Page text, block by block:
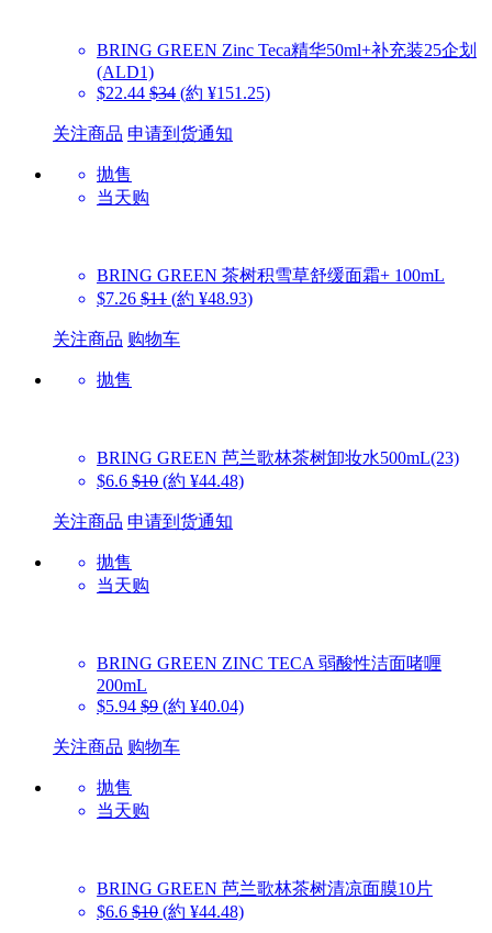
BRING GREEN Zinc Teca精华50ml+补充装25企划
(ALD1)
$22.44 $34 (約 ¥151.25)
关注商品 申请到货通知
抛售
当天购
BRING GREEN 茶树积雪草舒缓面霜+ 100mL
$7.26 $11 (約 ¥48.93)
关注商品 购物车
抛售
BRING GREEN 芭兰歌林茶树卸妆水500mL(23)
$6.6 $10 (約 ¥44.48)
关注商品 申请到货通知
抛售
当天购
BRING GREEN ZINC TECA 弱酸性洁面啫喱
200mL
$5.94 $9 (約 ¥40.04)
关注商品 购物车
抛售
当天购
BRING GREEN 芭兰歌林茶树清凉面膜10片
$6.6 $10 (約 ¥44.48)